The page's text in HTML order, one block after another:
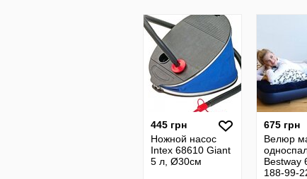
445 грн
Ножной насос
Intex 68610 Giant
5 л, Ø30см
675 грн
Велюр
Bestway
188-99-